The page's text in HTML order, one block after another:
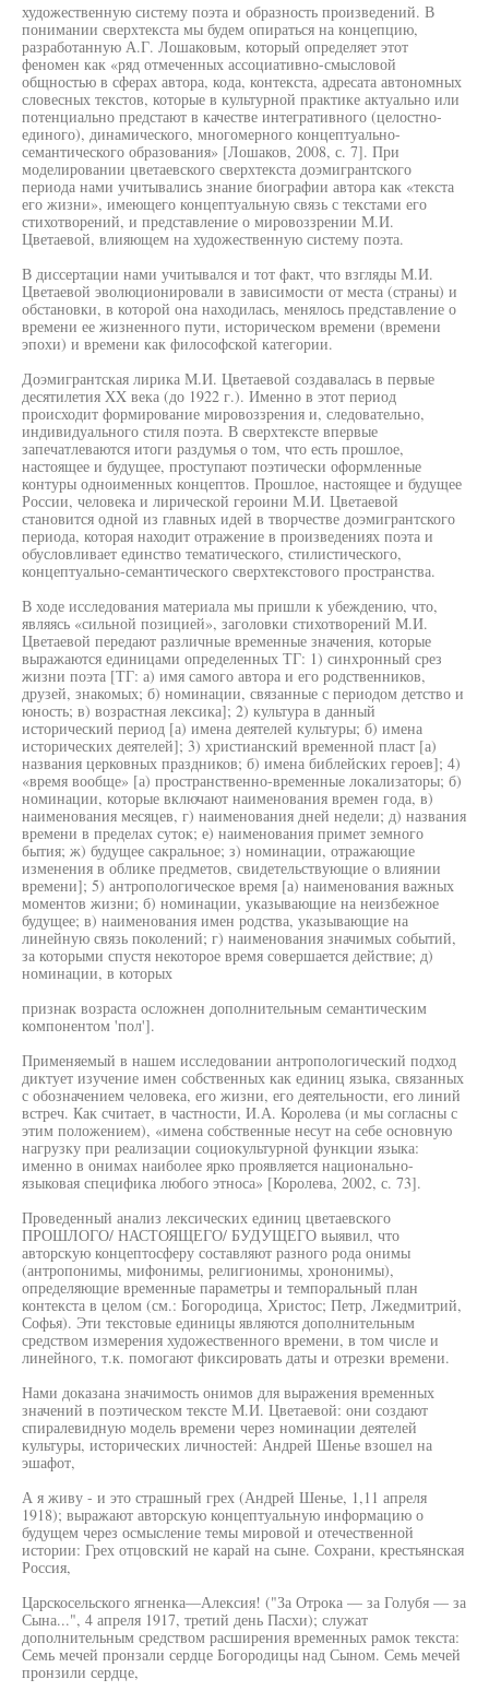
художественную систему поэта и образность произведений. В
понимании сверхтекста мы будем опираться на концепцию,
разработанную А.Г. Лошаковым, который определяет этот
феномен как «ряд отмеченных ассоциативно-смысловой
общностью в сферах автора, кода, контекста, адресата автономных
словесных текстов, которые в культурной практике актуально или
потенциально предстают в качестве интегративного (целостно-
единого), динамического, многомерного концептуально-
семантического образования» [Лошаков, 2008, с. 7]. При
моделировании цветаевского сверхтекста доэмигрантского
периода нами учитывались знание биографии автора как «текста
его жизни», имеющего концептуальную связь с текстами его
стихотворений, и представление о мировоззрении М.И.
Цветаевой, влияющем на художественную систему поэта.
В диссертации нами учитывался и тот факт, что взгляды М.И.
Цветаевой эволюционировали в зависимости от места (страны) и
обстановки, в которой она находилась, менялось представление о
времени ее жизненного пути, историческом времени (времени
эпохи) и времени как философской категории.
Доэмигрантская лирика М.И. Цветаевой создавалась в первые
десятилетия XX века (до 1922 г.). Именно в этот период
происходит формирование мировоззрения и, следовательно,
индивидуального стиля поэта. В сверхтексте впервые
запечатлеваются итоги раздумья о том, что есть прошлое,
настоящее и будущее, проступают поэтически оформленные
контуры одноименных концептов. Прошлое, настоящее и будущее
России, человека и лирической героини М.И. Цветаевой
становится одной из главных идей в творчестве доэмигрантского
периода, которая находит отражение в произведениях поэта и
обусловливает единство тематического, стилистического,
концептуально-семантического сверхтекстового пространства.
В ходе исследования материала мы пришли к убеждению, что,
являясь «сильной позицией», заголовки стихотворений М.И.
Цветаевой передают различные временные значения, которые
выражаются единицами определенных ТГ: 1) синхронный срез
жизни поэта [ТГ: а) имя самого автора и его родственников,
друзей, знакомых; б) номинации, связанные с периодом детство и
юность; в) возрастная лексика]; 2) культура в данный
исторический период [а) имена деятелей культуры; б) имена
исторических деятелей]; 3) христианский временной пласт [а)
названия церковных праздников; б) имена библейских героев]; 4)
«время вообще» [а) пространственно-временные локализаторы; б)
номинации, которые включают наименования времен года, в)
наименования месяцев, г) наименования дней недели; д) названия
времени в пределах суток; е) наименования примет земного
бытия; ж) будущее сакральное; з) номинации, отражающие
изменения в облике предметов, свидетельствующие о влиянии
времени]; 5) антропологическое время [а) наименования важных
моментов жизни; б) номинации, указывающие на неизбежное
будущее; в) наименования имен родства, указывающие на
линейную связь поколений; г) наименования значимых событий,
за которыми спустя некоторое время совершается действие; д)
номинации, в которых
признак возраста осложнен дополнительным семантическим
компонентом 'пол'].
Применяемый в нашем исследовании антропологический подход
диктует изучение имен собственных как единиц языка, связанных
с обозначением человека, его жизни, его деятельности, его линий
встреч. Как считает, в частности, И.А. Королева (и мы согласны с
этим положением), «имена собственные несут на себе основную
нагрузку при реализации социокультурной функции языка:
именно в онимах наиболее ярко проявляется национально-
языковая специфика любого этноса» [Королева, 2002, с. 73].
Проведенный анализ лексических единиц цветаевского
ПРОШЛОГО/ НАСТОЯЩЕГО/ БУДУЩЕГО выявил, что
авторскую концептосферу составляют разного рода онимы
(антропонимы, мифонимы, религионимы, хрононимы),
определяющие временные параметры и темпоральный план
контекста в целом (см.: Богородица, Христос; Петр, Лжедмитрий,
Софья). Эти текстовые единицы являются дополнительным
средством измерения художественного времени, в том числе и
линейного, т.к. помогают фиксировать даты и отрезки времени.
Нами доказана значимость онимов для выражения временных
значений в поэтическом тексте М.И. Цветаевой: они создают
спиралевидную модель времени через номинации деятелей
культуры, исторических личностей: Андрей Шенье взошел на
эшафот,
А я живу - и это страшный грех (Андрей Шенье, 1,11 апреля
1918); выражают авторскую концептуальную информацию о
будущем через осмысление темы мировой и отечественной
истории: Грех отцовский не карай на сыне. Сохрани, крестьянская
Россия,
Царскосельского ягненка—Алексия! ("За Отрока — за Голубя — за
Сына...", 4 апреля 1917, третий день Пасхи); служат
дополнительным средством расширения временных рамок текста:
Семь мечей пронзали сердце Богородицы над Сыном. Семь мечей
пронзили сердце,